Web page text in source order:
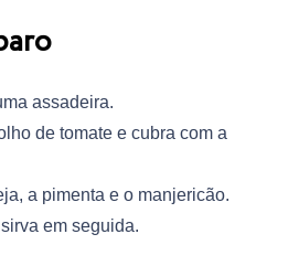
assadeira.
de tomate e cubra com a
a pimenta e o manjericão.
em seguida.